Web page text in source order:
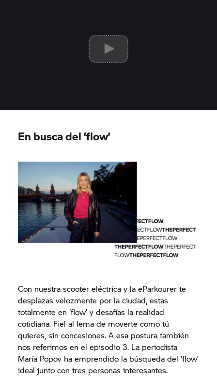
En busca del ‘flow’
Con nuestra scooter eléctrica y la eParkourer te
desplazas velozmente por la ciudad, estas
totalmente en ‘flow’ y desafías la realidad
cotidiana. Fiel al lema de moverte como tú
quieres, sin concesiones. A esa postura también
nos referimos en el episodio 3. La periodista
María Popov ha emprendido la búsqueda del ‘flow’
ideal junto con tres personas interesantes.